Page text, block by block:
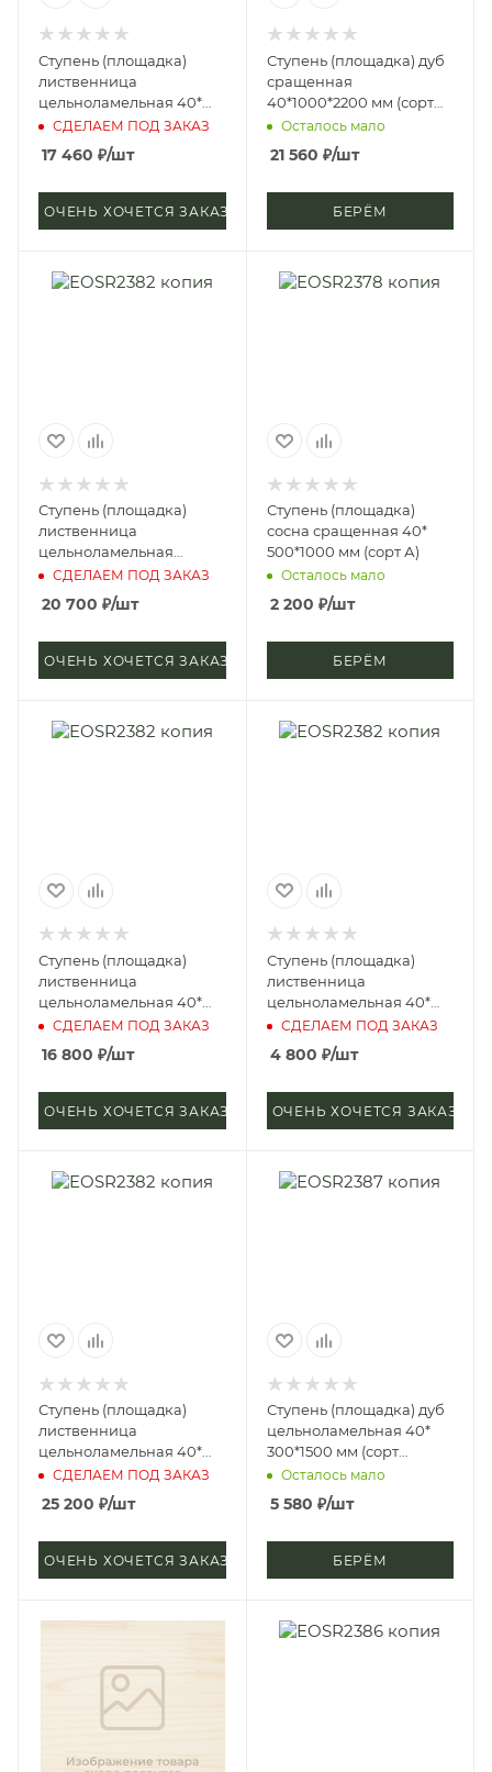
Ступень (площадка)
лиственница
цельноламельная 40*
600*3000 мм (сорт
СДЕЛАЕМ ПОД ЗАКАЗ
17 460 ₽/шт
ОЧЕНЬ ХОЧЕТСЯ ЗАКАЗАТЬ
Ступень (площадка) дуб
сращенная
40*1000*2200 мм (сорт
А), микрошип
Осталось мало
21 560 ₽/шт
БЕРЁМ
Ступень (площадка)
лиственница
цельноламельная
40*1200*1500 мм (сорт
СДЕЛАЕМ ПОД ЗАКАЗ
20 700 ₽/шт
ОЧЕНЬ ХОЧЕТСЯ ЗАКАЗАТЬ
Ступень (площадка)
сосна сращенная 40*
500*1000 мм (сорт А)
Осталось мало
2 200 ₽/шт
БЕРЁМ
Ступень (площадка)
лиственница
цельноламельная 40*
400*4000 мм (сорт
СДЕЛАЕМ ПОД ЗАКАЗ
16 800 ₽/шт
ОЧЕНЬ ХОЧЕТСЯ ЗАКАЗАТЬ
Ступень (площадка)
лиственница
цельноламельная 40*
400*1500 мм (сорт
СДЕЛАЕМ ПОД ЗАКАЗ
4 800 ₽/шт
ОЧЕНЬ ХОЧЕТСЯ ЗАКАЗАТЬ
Ступень (площадка)
лиственница
цельноламельная 40*
600*4000 мм (сорт
СДЕЛАЕМ ПОД ЗАКАЗ
25 200 ₽/шт
ОЧЕНЬ ХОЧЕТСЯ ЗАКАЗАТЬ
Ступень (площадка) дуб
цельноламельная 40*
300*1500 мм (сорт
Экстра)
Осталось мало
5 580 ₽/шт
БЕРЁМ